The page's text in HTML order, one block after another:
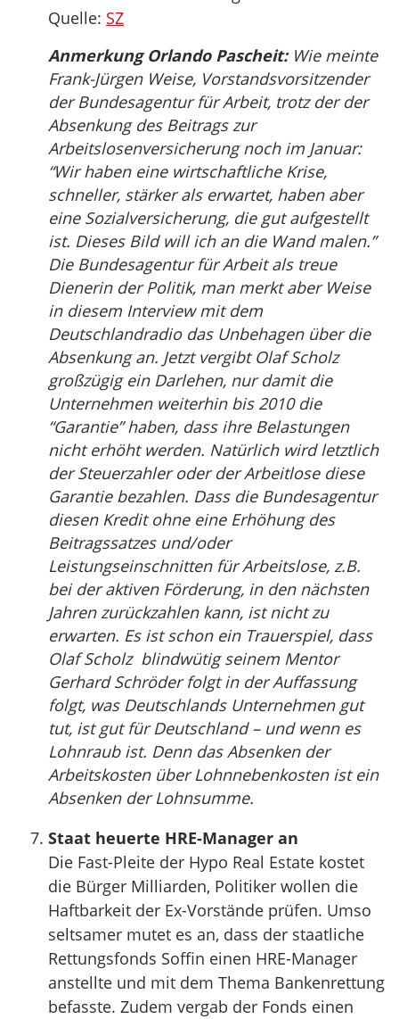
Quelle: SZ
Anmerkung Orlando Pascheit:Wie meinte
Frank-Jürgen Weise, Vorstandsvorsitzender
der Bundesagentur für Arbeit, trotz der der
Absenkung des Beitrags zur
Arbeitslosenversicherung noch im Januar:
“Wir haben eine wirtschaftliche Krise,
schneller, stärker als erwartet, haben aber
eine Sozialversicherung, die gut aufgestellt
ist. Dieses Bild will ich an die Wand malen.”
Die Bundesagentur für Arbeit als treue
Dienerin der Politik, man merkt aber Weise
in diesem Interview mit dem
Deutschlandradio das Unbehagen über die
Absenkung an. Jetzt vergibt Olaf Scholz
großzügig ein Darlehen, nur damit die
Unternehmen weiterhin bis 2010 die
“Garantie” haben, dass ihre Belastungen
nicht erhöht werden. Natürlich wird letztlich
der Steuerzahler oder der Arbeitlose diese
Garantie bezahlen. Dass die Bundesagentur
diesen Kredit ohne eine Erhöhung des
Beitragssatzes und/oder
Leistungseinschnitten für Arbeitslose, z.B.
bei der aktiven Förderung, in den nächsten
Jahren zurückzahlen kann, ist nicht zu
erwarten. Es ist schon ein Trauerspiel, dass
Olaf Scholz blindwütig seinem Mentor
Gerhard Schröder folgt in der Auffassung
folgt, was Deutschlands Unternehmen gut
tut, ist gut für Deutschland – und wenn es
Lohnraub ist. Denn das Absenken der
Arbeitskosten über Lohnnebenkosten ist ein
Absenken der Lohnsumme.
Staat heuerte HRE-Manager an
Die Fast-Pleite der Hypo Real Estate kostet
die Bürger Milliarden, Politiker wollen die
Haftbarkeit der Ex-Vorstände prüfen. Umso
seltsamer mutet es an, dass der staatliche
Rettungsfonds Soffin einen HRE-Manager
anstellte und mit dem Thema Bankenrettung
befasste. Zudem vergab der Fonds einen